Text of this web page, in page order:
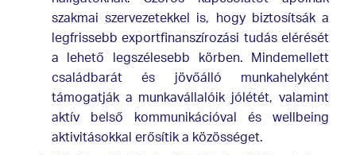
szakmai szervezetekkel is, hogy biztosítsák a
legfrissebb exportfinanszírozási tudás elérését
a lehető legszélesebb körben. Mindemellett
családbarát és jövőálló munkahelyként
támogatják a munkavállalóik jólétét, valamint
aktív belső kommunikációval és wellbeing
aktivitásokkal erősítik a közösséget.